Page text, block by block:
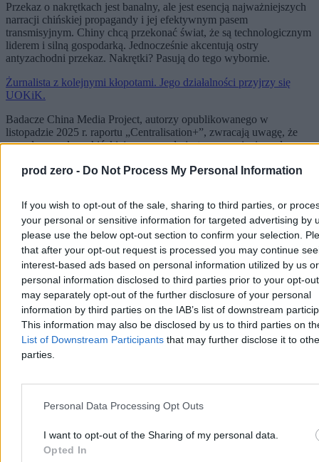
prod zero - Do Not Process My Personal Information
If you wish to opt-out of the sale, sharing to third parties, or
your personal or sensitive information for targeted advertising by
please use the below opt-out section to confirm your selection.
that after your opt-out request is processed you may continue
interest-based ads based on personal information utilized by us or
personal information disclosed to third parties prior to your opt-
may separately opt-out of the further disclosure of your personal
information by third parties on the IAB’s list of downstream
This information may also be disclosed by us to third parties on
List of Downstream Participants that may further disclose it to
parties.
Personal Data Processing Opt Outs
I want to opt-out of the Sharing of my personal data.
Opted In
Przekaz o nakrętkach jest banalny, ale jest esencją najważniejszych
narracji chińskiej propagandy i jej efektywnym pasem
transmisyjnym. Chiny chcą przekonać świat, że są technologicznym
liderem i silną gospodarką. Jednocześnie akcentują ostry
antyzachodni przekaz. Nakrętki? Pasują do tego wybornie.
Żurnalista z kolejnymi kłopotami. Jego działalności przyjrzy się
UOKiK.
Badacze China Media Project, autorzy opublikowanego w
listopadzie 2025 r. raportu „Centralisation+”, zwracają uwagę, że
naczelnym celem chińskiej propagandy jest wzmocnienie wpływu
partnera rozwojowego i technologicznego, dostawcy infrastruktury,
Mocny przekaz o nowoczesnych Chinach i zachodnim „skansenie”
pozwala skutecznie przekonywać odbiorcę, że nie istnieje tylko
zachodni styl życia. Jest atrakcyjna alternatywa i są nią Chiny.
Nie ma dowodów, jakoby chińskie ośrodki propagandowe
„wypuściły” przekaz z nakrętkami. Wystarczy, że potrafią go
umiejętnie podsycić w polifonii mediów społecznościowych.
Medialni influencerzy wcale nie muszą inkasować chińskich jenów.
Atrakcyjny kontent mogą nagłaśniać dla własnych korzyści,
zapewne nie przejmując się łatką pożytecznego idioty.